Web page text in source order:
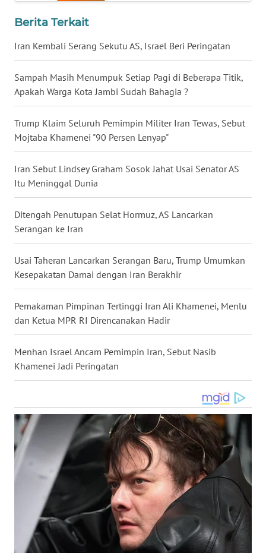
Berita Terkait
Iran Kembali Serang Sekutu AS, Israel Beri Peringatan
Sampah Masih Menumpuk Setiap Pagi di Beberapa Titik,
Apakah Warga Kota Jambi Sudah Bahagia ?
Trump Klaim Seluruh Pemimpin Militer Iran Tewas, Sebut
Mojtaba Khamenei "90 Persen Lenyap"
Iran Sebut Lindsey Graham Sosok Jahat Usai Senator AS
Itu Meninggal Dunia
Ditengah Penutupan Selat Hormuz, AS Lancarkan
Serangan ke Iran
Usai Taheran Lancarkan Serangan Baru, Trump Umumkan
Kesepakatan Damai dengan Iran Berakhir
Pemakaman Pimpinan Tertinggi Iran Ali Khamenei, Menlu
dan Ketua MPR RI Direncanakan Hadir
Menhan Israel Ancam Pemimpin Iran, Sebut Nasib
Khamenei Jadi Peringatan
BABEL
WN
SUMBAR
WN
SUMSEL
WN
BENGKULU
WN
LAMPUNG
WN
JATENG
JOGJA
WN
BALI
WN
KALBAR
WN
KALTENG